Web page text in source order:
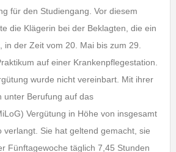
für den Studiengang. Vor diesem
die Klägerin bei der Beklagten, die ein
in der Zeit vom 20. Mai bis zum 29.
auf einer Krankenpflegestation.
wurde nicht vereinbart. Mit ihrer
unter Berufung auf das
Vergütung in Höhe von insgesamt
verlangt. Sie hat geltend gemacht, sie
Fünftagewoche täglich 7,45 Stunden